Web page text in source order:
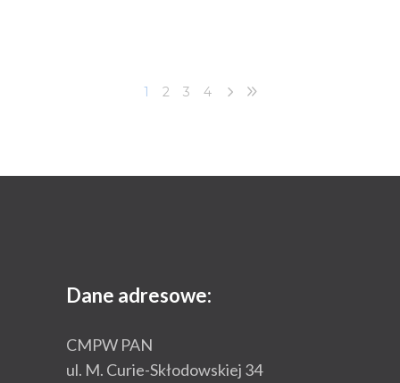
1 2 3 4
Dane adresowe:
CMPW PAN
ul. M. Curie-Skłodowskiej 34